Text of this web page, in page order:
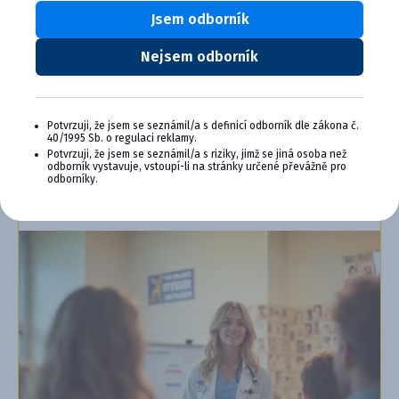
Výhody členstva v Cymedica Plus:
Exkluzívne produkty a služby
Jedinečné bonusy
Chcem sa pripojiť
Ďalšie informácie o programe PLUS
Nejsem odborník
Jsem odborník
Potvrzuji, že jsem se seznámil/a s definicí odborník dle zákona č.
40/1995 Sb. o regulaci reklamy.
Potvrzuji, že jsem se seznámil/a s riziky, jimž se jiná osoba než
odborník vystavuje, vstoupí-li na stránky určené převážně pro
odborníky.